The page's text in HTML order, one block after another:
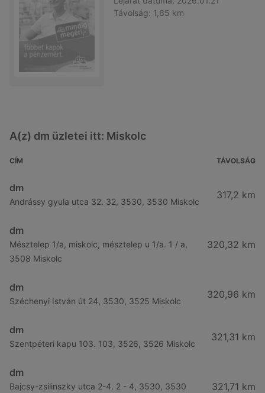
Távolság: 1,65 km
A(z) dm üzletei itt: Miskolc
CÍM TÁVOLSÁG
dm
Andrássy gyula utca 32. 32, 3530, 3530 Miskolc
317,2 km
dm
Mésztelep 1/a, miskolc, mésztelep u 1/a. 1 / a,
3508 Miskolc
320,32 km
dm
Széchenyi István út 24, 3530, 3525 Miskolc
320,96 km
dm
Szentpéteri kapu 103. 103, 3526, 3526 Miskolc
321,31 km
dm
Bajcsy-zsilinszky utca 2-4. 2 - 4, 3530, 3530
321,71 km